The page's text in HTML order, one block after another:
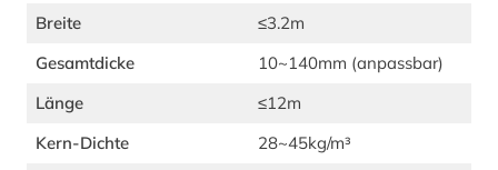
Breite
≤3.2m
Gesamtdicke
10~140mm (anpassbar)
Länge
≤12m
Kern-Dichte
28~45kg/m³